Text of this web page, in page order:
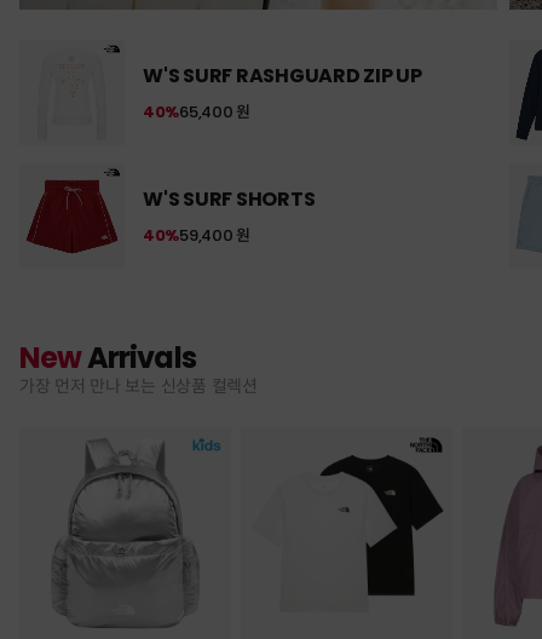
W'S SURF RASHGUARD ZIP UP
65,400 원
40%
W'S SURF SHORTS
59,400 원
40%
NewArrivals
가장 먼저 만나 보는 신상품 컬렉션